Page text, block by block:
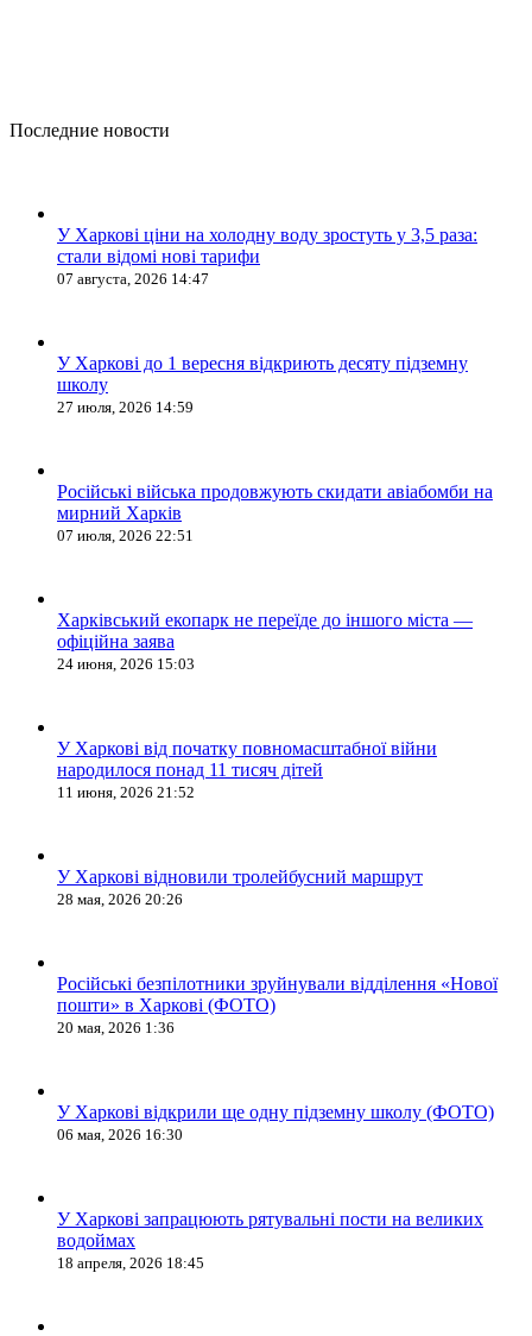
Последние новости
У Харкові ціни на холодну воду зростуть у 3,5 раза:
стали відомі нові тарифи
07 августа, 2026 14:47
У Харкові до 1 вересня відкриють десяту підземну
школу
27 июля, 2026 14:59
Російські війська продовжують скидати авіабомби на
мирний Харків
07 июля, 2026 22:51
Харківський екопарк не переїде до іншого міста —
офіційна заява
24 июня, 2026 15:03
У Харкові від початку повномасштабної війни
народилося понад 11 тисяч дітей
11 июня, 2026 21:52
У Харкові відновили тролейбусний маршрут
28 мая, 2026 20:26
Російські безпілотники зруйнували відділення «Нової
пошти» в Харкові (ФОТО)
20 мая, 2026 1:36
У Харкові відкрили ще одну підземну школу (ФОТО)
06 мая, 2026 16:30
У Харкові запрацюють рятувальні пости на великих
водоймах
18 апреля, 2026 18:45